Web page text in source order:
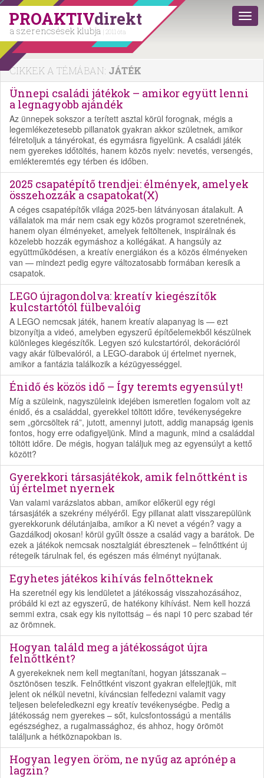
PROAKTIVdirekt
a szerencsések klubja | 2011 óta
CIKKEK A TÉMÁBAN: JÁTÉK
Ünnepi családi játékok – amikor együtt lenni
a legnagyobb ajándék
Az ünnepek sokszor a terített asztal körül forognak, mégis a
legemlékezetesebb pillanatok gyakran akkor születnek, amikor
félretoljuk a tányérokat, és egymásra figyelünk. A családi játék
nem gyerekes időtöltés, hanem közös nyelv: nevetés, versengés,
emlékteremtés egy térben és időben.
2025 csapatépítő trendjei: élmények, amelyek
összehozzák a csapatokat(X)
A céges csapatépítők világa 2025-ben látványosan átalakult. A
vállalatok ma már nem csak egy közös programot szeretnének,
hanem olyan élményeket, amelyek feltöltenek, inspirálnak és
közelebb hozzák egymáshoz a kollégákat. A hangsúly az
együttműködésen, a kreatív energiákon és a közös élményeken
van — mindezt pedig egyre változatosabb formában keresik a
csapatok.
LEGO újragondolva: kreatív kiegészítők
kulcstartótól fülbevalóig
A LEGO nemcsak játék, hanem kreatív alapanyag is — ezt
bizonyítja a videó, amelyben egyszerű építőelemekből készülnek
különleges kiegészítők. Legyen szó kulcstartóról, dekorációról
vagy akár fülbevalóról, a LEGO-darabok új értelmet nyernek,
amikor a fantázia találkozik a kézügyességgel.
Énidő és közös idő – Így teremts egyensúlyt!
Míg a szüleink, nagyszüleink idejében ismeretlen fogalom volt az
énidő, és a családdal, gyerekkel töltött időre, tevékenységekre
sem „görcsöltek rá”, jutott, amennyi jutott, addig manapság igenis
fontos, hogy erre odafigyeljünk. Mind a magunk, mind a családdal
töltött időre. De mégis, hogyan találjuk meg az egyensúlyt a kettő
között?
Gyerekkori társasjátékok, amik felnőttként is
új értelmet nyernek
Van valami varázslatos abban, amikor előkerül egy régi
társasjáték a szekrény mélyéről. Egy pillanat alatt visszarepülünk
gyerekkorunk délutánjaiba, amikor a Ki nevet a végén? vagy a
Gazdálkodj okosan! körül gyűlt össze a család vagy a barátok. De
ezek a játékok nemcsak nosztalgiát ébresztenek – felnőttként új
rétegeik tárulnak fel, és egészen más élményt nyújtanak.
Egyhetes játékos kihívás felnőtteknek
Ha szeretnél egy kis lendületet a játékosság visszahozásához,
próbáld ki ezt az egyszerű, de hatékony kihívást. Nem kell hozzá
semmi extra, csak egy kis nyitottság – és napi 10 perc szabad tér
az örömnek.
Hogyan találd meg a játékosságot újra
felnőttként?
A gyerekeknek nem kell megtanítani, hogyan játsszanak –
ösztönösen teszik. Felnőttként viszont gyakran elfelejtjük, mit
jelent ok nélkül nevetni, kíváncsian felfedezni valamit vagy
teljesen belefeledkezni egy kreatív tevékenységbe. Pedig a
játékosság nem gyerekes – sőt, kulcsfontosságú a mentális
egészséghez, a rugalmassághoz, és ahhoz, hogy örömöt
találjunk a hétköznapokban is.
Hogyan legyen öröm, ne nyűg az aprónép a
lagzin?